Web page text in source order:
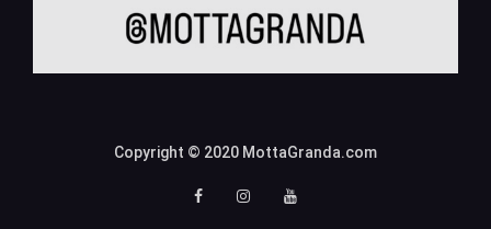
Copyright © 2020 MottaGranda.com